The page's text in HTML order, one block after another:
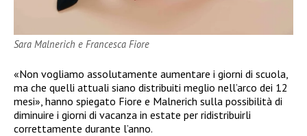
Sara Malnerich e Francesca Fiore
«Non vogliamo assolutamente aumentare i giorni di scuola,
ma che quelli attuali siano distribuiti meglio nell’arco dei 12
mesi», hanno spiegato Fiore e Malnerich sulla possibilità di
diminuire i giorni di vacanza in estate per ridistribuirli
correttamente durante l’anno.